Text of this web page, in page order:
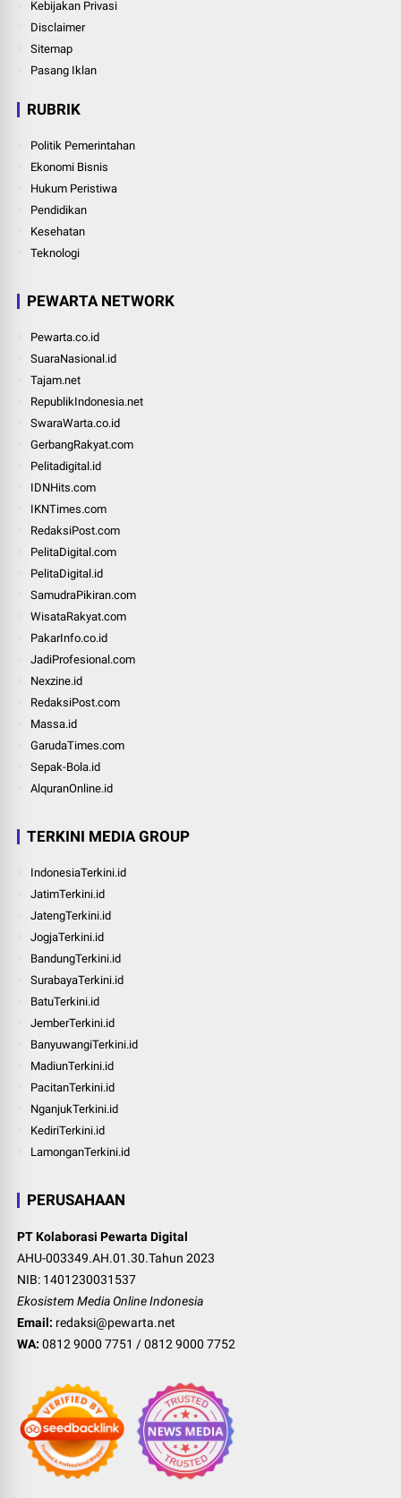
Kebijakan Privasi
Disclaimer
Sitemap
Pasang Iklan
RUBRIK
Politik Pemerintahan
Ekonomi Bisnis
Hukum Peristiwa
Pendidikan
Kesehatan
Teknologi
PEWARTA NETWORK
Pewarta.co.id
SuaraNasional.id
Tajam.net
RepublikIndonesia.net
SwaraWarta.co.id
GerbangRakyat.com
Pelitadigital.id
IDNHits.com
IKNTimes.com
RedaksiPost.com
PelitaDigital.com
PelitaDigital.id
SamudraPikiran.com
WisataRakyat.com
PakarInfo.co.id
JadiProfesional.com
Nexzine.id
RedaksiPost.com
Massa.id
GarudaTimes.com
Sepak-Bola.id
AlquranOnline.id
TERKINI MEDIA GROUP
IndonesiaTerkini.id
JatimTerkini.id
JatengTerkini.id
JogjaTerkini.id
BandungTerkini.id
SurabayaTerkini.id
BatuTerkini.id
JemberTerkini.id
BanyuwangiTerkini.id
MadiunTerkini.id
PacitanTerkini.id
NganjukTerkini.id
KediriTerkini.id
LamonganTerkini.id
PERUSAHAAN
PT Kolaborasi Pewarta Digital
AHU-003349.AH.01.30.Tahun 2023
NIB: 1401230031537
Ekosistem Media Online Indonesia
Email: redaksi@pewarta.net
WA: 0812 9000 7751 /0812 9000 7752